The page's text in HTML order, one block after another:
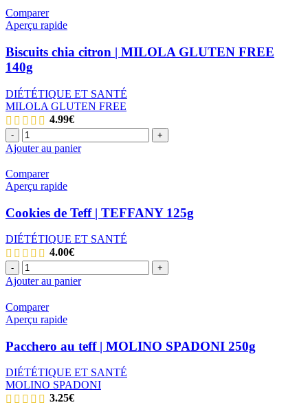
au
teff
|
YESTA
33cl
Comparer
Aperçu rapide
Biscuits chia citron | MILOLA GLUTEN FREE
140g
DIÉTÉTIQUE ET SANTÉ
MILOLA GLUTEN FREE
4.99€
-
quantité
de
Biscuits
chia
citron
|
MILOLA
GLUTEN
FREE
140g
+
Ajouter au panier
Comparer
Aperçu rapide
Cookies de Teff | TEFFANY 125g
DIÉTÉTIQUE ET SANTÉ
4.00€
-
quantité
de
de
Teff
|
TEFFANY
125g
+
Ajouter au panier
Comparer
Aperçu rapide
Pacchero au teff | MOLINO SPADONI 250g
DIÉTÉTIQUE ET SANTÉ
MOLINO SPADONI
3.25€